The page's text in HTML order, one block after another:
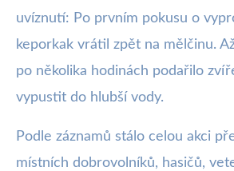
uvíznutí: Po prvním pokusu o
keporkak vrátil zpět na mělčinu.
po několika hodinách podařilo
vypustit do hlubší vody.
Podle záznamů stálo celou akci
místních dobrovolníků, hasičů,